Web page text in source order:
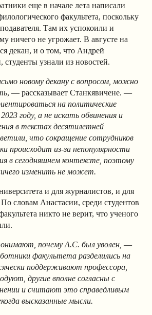
еще в начале лета написали
факультета, поскольку
Там их успокоили и
ничего не угрожает. В августе на
декан, и о том, что Андрей
узнали из новостей.
новому декану с вопросом, можно
, — рассказывает Станкявичене. —
на политические
2023 году, а не искать обвинения и
в текстах десятилетней
что сокращение сотрудников
происходит из-за непопулярности
в сегодняшнем контексте, поэтому
изменить не может.
и для журналистов, и для
словам Анастасии, среди студентов
никто не верит, что ученого
почему А.С. был уволен, —
факультета разделились на
поддерживают профессора,
другие вполне согласны с
и считают это справедливым
высказанные мысли.